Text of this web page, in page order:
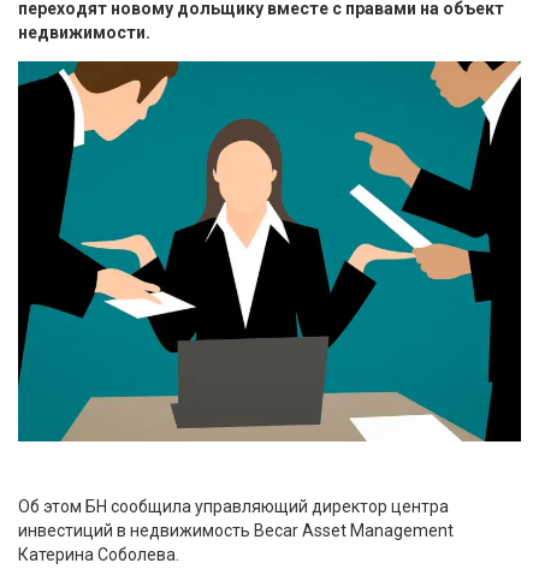
переходят новому дольщику вместе с правами на объект
недвижимости.
Об этом БН сообщила управляющий директор центра
инвестиций в недвижимость Becar Asset Management
Катерина Соболева.